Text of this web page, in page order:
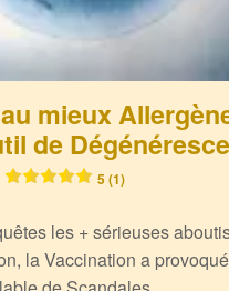
mieux
de
5 (1)
les + sérieuses
la Vaccination a